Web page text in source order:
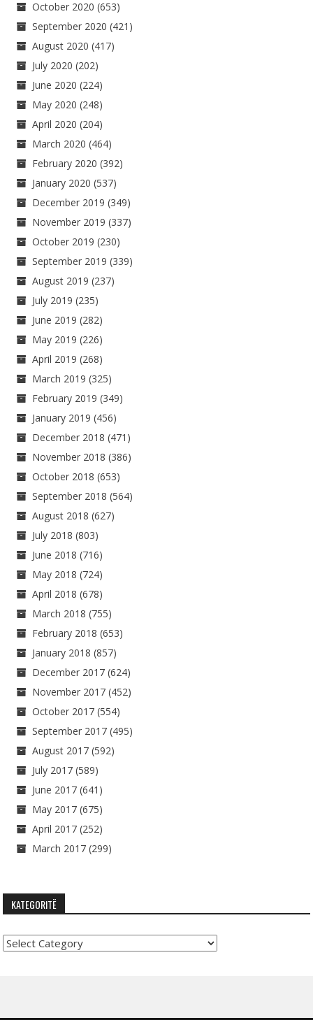
October 2020 (653)
September 2020 (421)
August 2020 (417)
July 2020 (202)
June 2020 (224)
May 2020 (248)
April 2020 (204)
March 2020 (464)
February 2020 (392)
January 2020 (537)
December 2019 (349)
November 2019 (337)
October 2019 (230)
September 2019 (339)
August 2019 (237)
July 2019 (235)
June 2019 (282)
May 2019 (226)
April 2019 (268)
March 2019 (325)
February 2019 (349)
January 2019 (456)
December 2018 (471)
November 2018 (386)
October 2018 (653)
September 2018 (564)
August 2018 (627)
July 2018 (803)
June 2018 (716)
May 2018 (724)
April 2018 (678)
March 2018 (755)
February 2018 (653)
January 2018 (857)
December 2017 (624)
November 2017 (452)
October 2017 (554)
September 2017 (495)
August 2017 (592)
July 2017 (589)
June 2017 (641)
May 2017 (675)
April 2017 (252)
March 2017 (299)
KATEGORITË
Kategoritë